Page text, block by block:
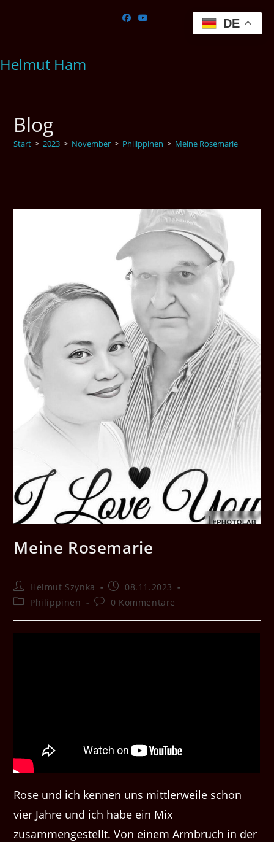
springen
Helmut Ham
Blog
Start > 2023 > November > Philippinen > Meine Rosemarie
Meine Rosemarie
Beitrags-
Autor:
Helmut Szynka
Beitrag
veröffentlicht:
08.11.2023
Beitrags-
Philippinen
Beitrags-
0 Kommentare
Rose und ich kennen uns mittlerweile schon
vier Jahre und ich habe ein Mix
zusammengestellt. Von einem Armbruch in der
DE